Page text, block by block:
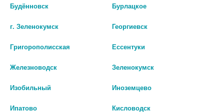
описание товара без предварительного уведомления.
нет в наличии
Цены на сайте могут отличаться от цен в аптечных пунктах.
Окончательный расчет стоимости будет произведен при
Будённовск Бурлацкое
г. Зеленокумск Георгиевск
Григорополисская Ессентуки
Железноводск Зеленокумск
Изобильный Иноземцево
Ипатово Кисловодск